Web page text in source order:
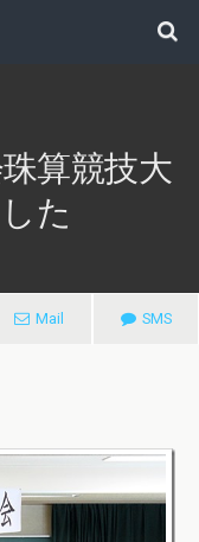
算競技大
た
Mail SMS